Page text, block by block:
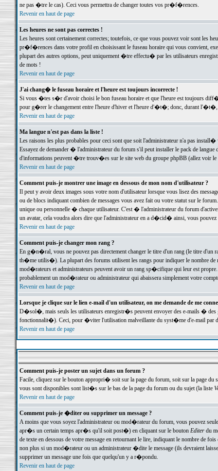
ne pas �tre le cas). Ceci vous permettra de changer toutes vos pr�f�rences.
Revenir en haut de page
Les heures ne sont pas correctes !
Les heures sont certainement correctes; toutefois, ce que vous pouvez voir sont
pr�f�rences dans votre profil en choisissant le fuseau horaire qui vous convient,
plupart des autres options, peut uniquement �tre effectu� par les utilisateurs
de mots !
Revenir en haut de page
J'ai chang� le fuseau horaire et l'heure est toujours incorrecte !
Si vous �tes s�r d'avoir choisi le bon fuseau horaire et que l'heure est toujours
pour g�rer le changement entre l'heure d'hiver et l'heure d'�t�; donc, durant
Revenir en haut de page
Ma langue n'est pas dans la liste !
Les raisons les plus probables pour ceci sont que soit l'administrateur n'a pas
Essayez de demander � l'administrateur du forum s'il peut installer le pack de
d'informations peuvent �tre trouv�es sur le site web du groupe phpBB (allez voir le
Revenir en haut de page
Comment puis-je montrer une image en dessous de mon nom d'utilisateur ?
Il peut y avoir deux images sous votre nom d'utilisateur lorsque vous lisez des
ou de blocs indiquant combien de messages vous avez fait ou votre statut sur le
unique ou personnelle � chaque utilisateur. C'est � l'administrateur du forum
un avatar, cela voudra alors dire que l'administrateur en a d�cid� ainsi, vous
Revenir en haut de page
Comment puis-je changer mon rang ?
En g�n�ral, vous ne pouvez pas directement changer le titre d'un rang (le titre d'un
th�me utilis�). La plupart des forums utilisent les rangs pour indiquer le nombre de
mod�rateurs et administrateurs peuvent avoir un rang sp�cifique qui leur est
probablement un mod�rateur ou administrateur qui abaissera simplement votre
Revenir en haut de page
Lorsque je clique sur le lien e-mail d'un utilisateur, on me demande de me
D�sol�, mais seuls les utilisateurs enregistr�s peuvent envoyer des e-mails �
fonctionnalit�). Ceci, pour �viter l'utilisation malveillante du syst�me d'e-mail par
Revenir en haut de page
Comment puis-je poster un sujet dans un forum ?
Facile, cliquez sur le bouton appropri� soit sur la page du forum, soit sur la page du
vous sont disponibles sont list�s sur le bas de la page du forum ou du sujet (la liste
Revenir en haut de page
Comment puis-je �diter ou supprimer un message ?
A moins que vous soyez l'administrateur ou mod�rateur du forum, vous pouvez
apr�s un certain temps apr�s qu'il soit post�) en cliquant sur le bouton Editerdu
de texte en dessous de votre message en retournant le lire, indiquant le nombre
non plus si un mod�rateur ou un administrateur �dite le message (ils devraient
supprimer un message une fois que quelqu'un y a r�pondu.
Revenir en haut de page